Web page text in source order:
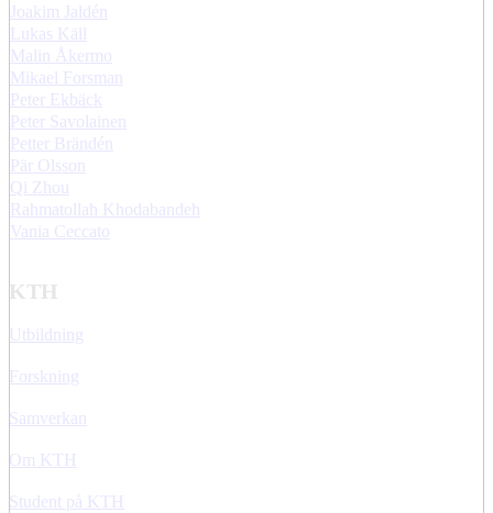
Joakim Jaldén
Lukas Käll
Malin Åkermo
Mikael Forsman
Peter Ekbäck
Peter Savolainen
Petter Brändén
Pär Olsson
Qi Zhou
Rahmatollah Khodabandeh
Vania Ceccato
KTH
Utbildning
Forskning
Samverkan
Om KTH
Student på KTH